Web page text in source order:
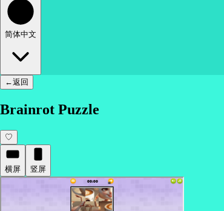
简体中文
←返回
Brainrot Puzzle
♡
横屏 竖屏